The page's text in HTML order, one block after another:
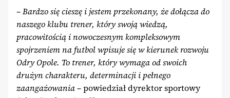
–Bardzo się cieszę i jestem przekonany, że dołącza do
naszego klubu trener, który swoją wiedzą,
pracowitością i nowoczesnym kompleksowym
spojrzeniem na futbol wpisuje się w kierunek rozwoju
Odry Opole. To trener, który wymaga od swoich
drużyn charakteru, determinacji i pełnego
zaangażowania– powiedział dyrektor sportowy